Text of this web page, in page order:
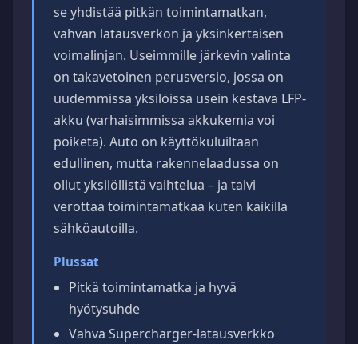
se yhdistää pitkän toimintamatkan,
vahvan latausverkon ja yksinkertaisen
voimalinjan. Useimmille järkevin valinta
on takavetoinen perusversio, jossa on
uudemmissa yksilöissä usein kestävä LFP-
akku (varhaisimmissa akkukemia voi
poiketa). Auto on käyttökuluiltaan
edullinen, mutta rakennelaadussa on
ollut yksilöllistä vaihtelua – ja talvi
verottaa toimintamatkaa kuten kaikilla
sähköautoilla.
Plussat
Pitkä toimintamatka ja hyvä
hyötysuhde
Vahva Supercharger-latausverkko